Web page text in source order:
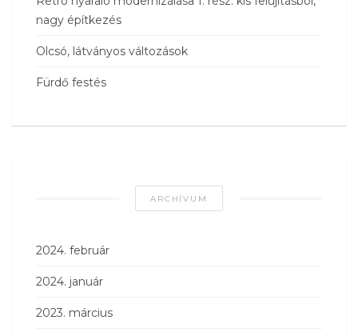
nagy építkezés
Olcsó, látványos változások
Fürdő festés
ARCHÍVUM
2024. február
2024. január
2023. március